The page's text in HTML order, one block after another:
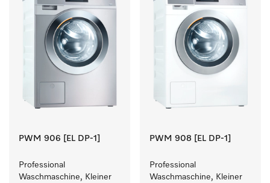
PWM 906 [EL DP-1]
Professional
Waschmaschine, Kleiner
PWM 908 [EL DP-1]
Professional
Waschmaschine, Kleiner